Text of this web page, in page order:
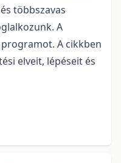
többszavas
A
A cikkben
elveit, lépéseit és